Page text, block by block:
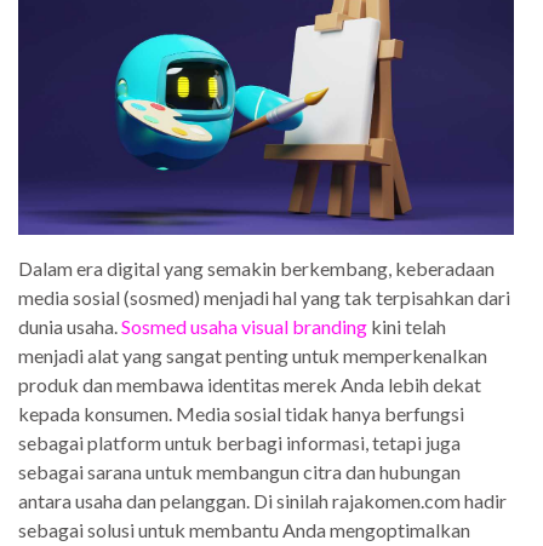
Dalam era digital yang semakin berkembang, keberadaan
media sosial (sosmed) menjadi hal yang tak terpisahkan dari
dunia usaha.Sosmed usaha visual branding kini telah
menjadi alat yang sangat penting untuk memperkenalkan
produk dan membawa identitas merek Anda lebih dekat
kepada konsumen. Media sosial tidak hanya berfungsi
sebagai platform untuk berbagi informasi, tetapi juga
sebagai sarana untuk membangun citra dan hubungan
antara usaha dan pelanggan. Di sinilah rajakomen.com hadir
sebagai solusi untuk membantu Anda mengoptimalkan